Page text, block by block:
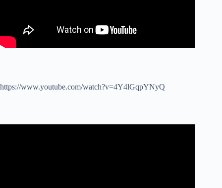
https://www.youtube.com/watch?v=4Y4lGqpYNyQ